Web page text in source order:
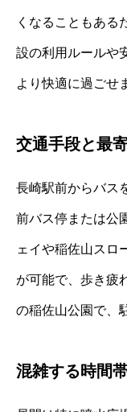
くなることもある
設の利用ルールや
より快適に過ごせ
交通手段と最
長崎駅前からバス
前バス停または公
ェイや稲佐山スロ
が可能で、歩き疲
の稲佐山公園で、
混雑する時間